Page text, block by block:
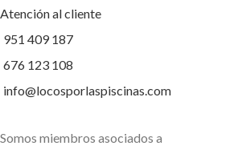
Atención al cliente
951 409 187
676 123 108
info@locosporlaspiscinas.com
Somos miembros asociados a